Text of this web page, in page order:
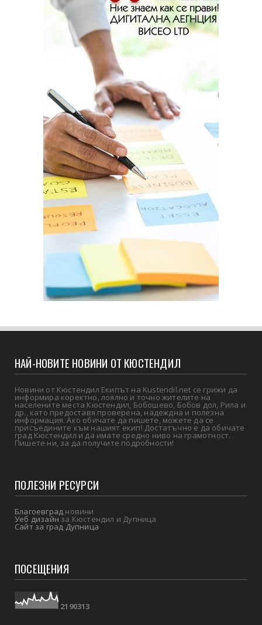
НАЙ-НОВИТЕ НОВИНИ ОТ КЮСТЕНДИЛ
Новини от Кюстендил Екипът на Kustendil.net се грижи да
информира коректно, лоялно и точно жителите на
населените места Кюстендил, Бобошево, Бобов дол, Рила и
др., като предоставя проверена, надеждна и полезна
информация. Ако обичате да пишете, можете да се
присъедините към нашият екип! Достатъчно е да обичате
град Кюстендил и да имате средно ниво на грамотност.
Пишете ни, за да получите подробности!
ПОЛЕЗНИ РЕСУРСИ
Благоевград новини
Уеб дизайн за Кюстендил и Дупница
Сайт за град Дупница
ПОСЕЩЕНИЯ
21 90313